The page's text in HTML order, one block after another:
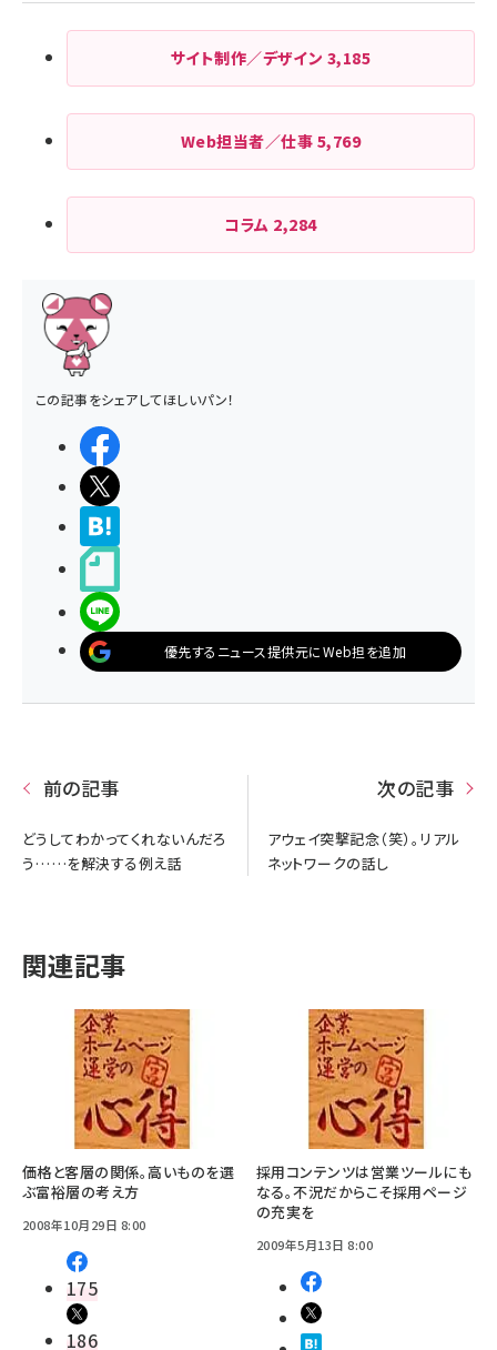
サイト制作／デザイン 3,185
Web担当者／仕事 5,769
コラム 2,284
この記事をシェアしてほしいパン！
優先するニュース提供元にWeb担を追加
前の記事
どうしてわかってくれないんだろ
う……を解決する例え話
次の記事
アウェイ突撃記念（笑）。リアル
ネットワークの話し
関連記事
価格と客層の関係。高いものを選
ぶ富裕層の考え方
2008年10月29日 8:00
175
186
採用コンテンツは営業ツールにも
なる。不況だからこそ採用ページ
の充実を
2009年5月13日 8:00